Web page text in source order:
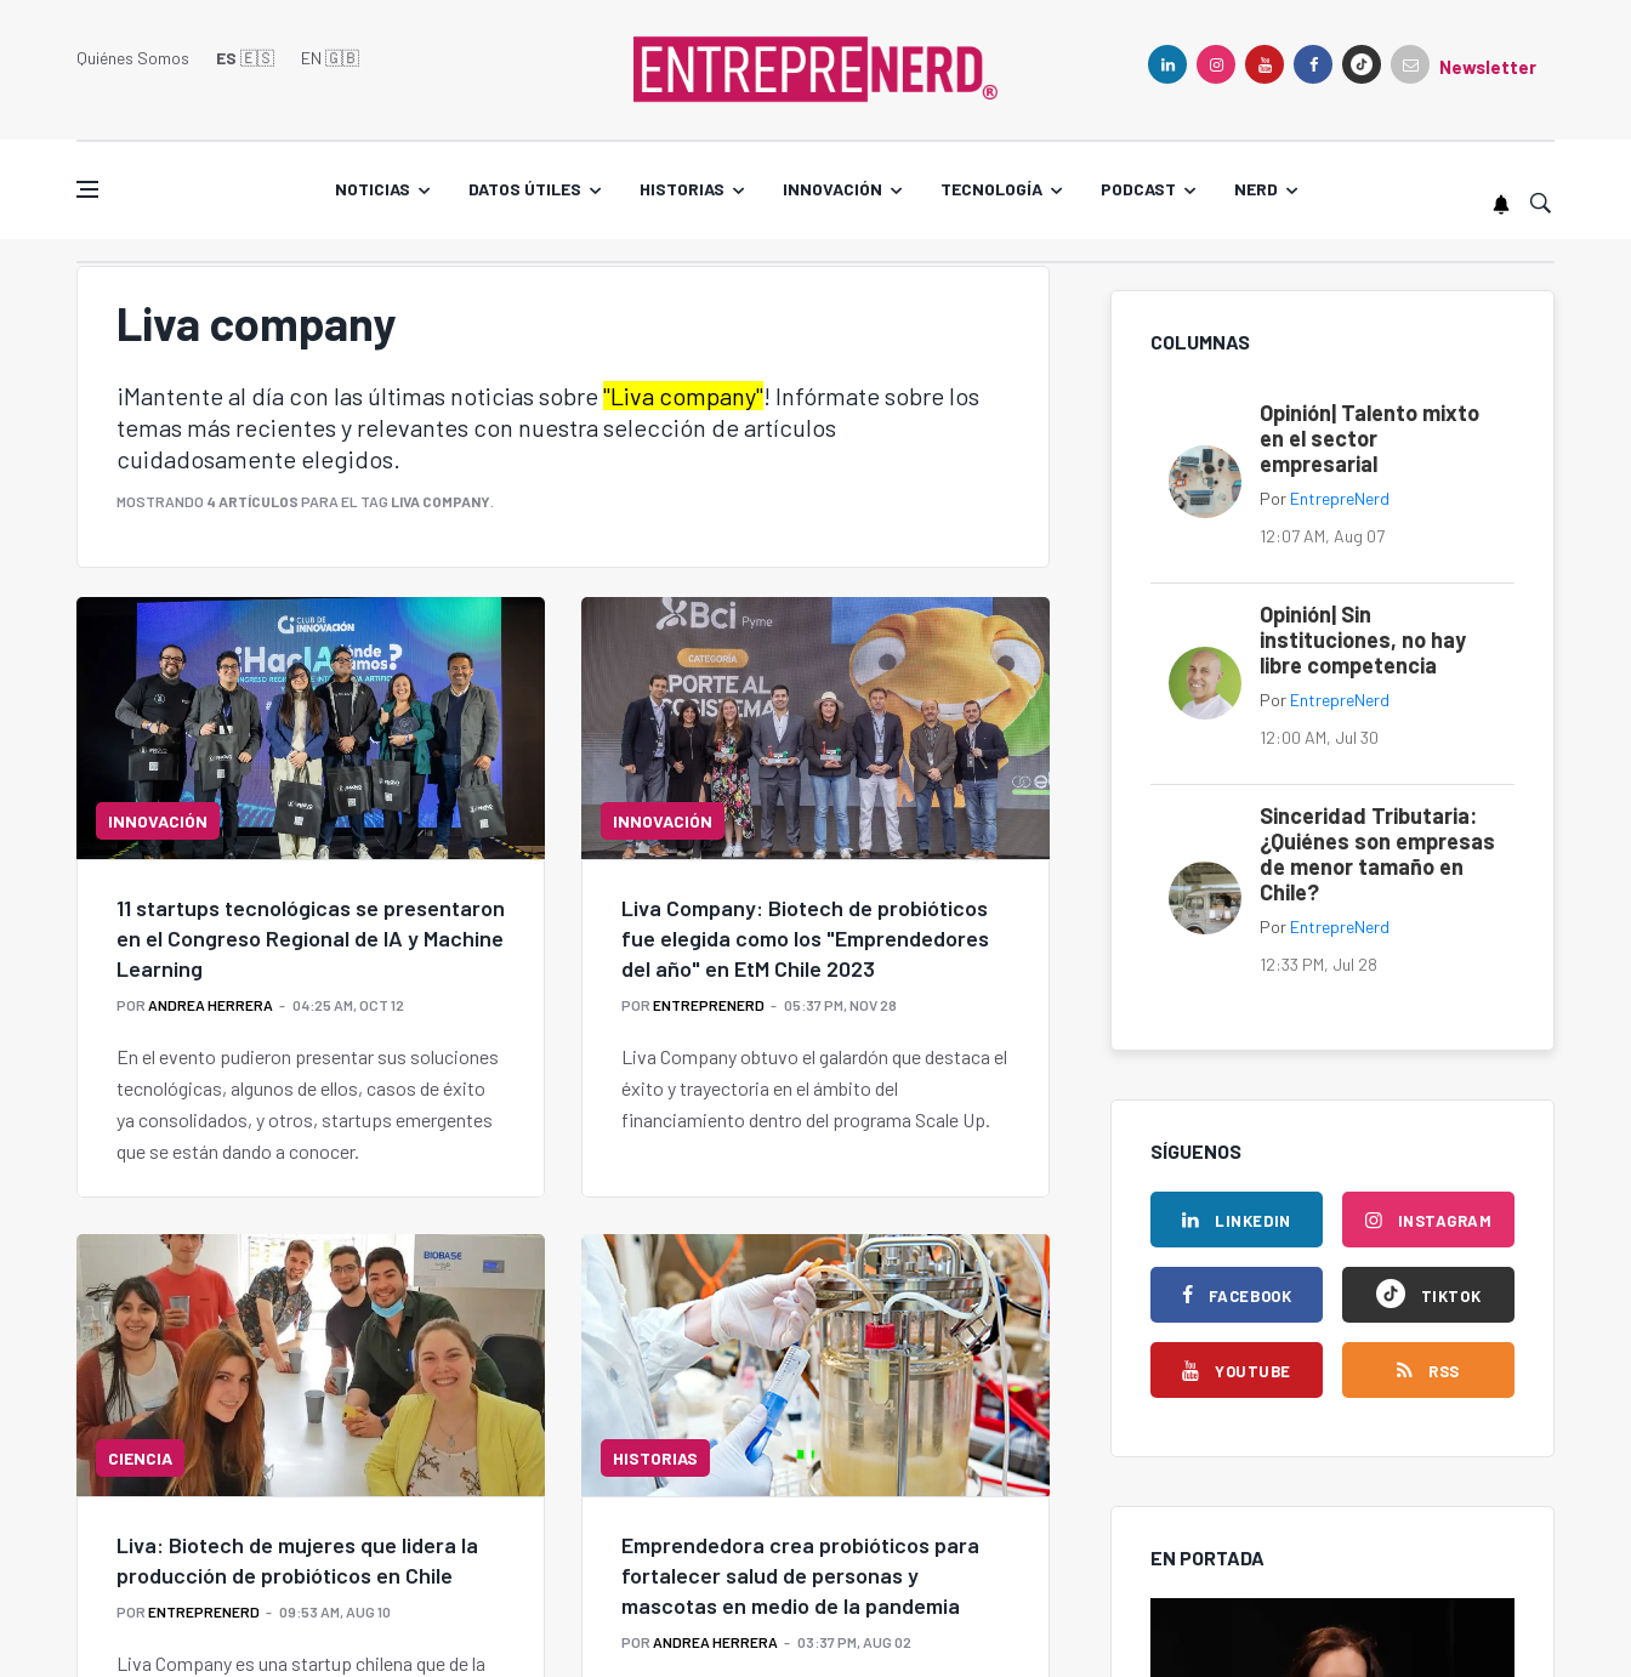
Quiénes Somos ES 🇪🇸 EN 🇬🇧󠁢󠁥󠁮󠁧󠁿 Newsletter
NOTICIAS DATOS ÚTILES HISTORIAS INNOVACIÓN TECNOLOGÍA PODCAST NERD
Liva company
¡Mantente al día con las últimas noticias sobre "Liva company"! Infórmate sobre los
temas más recientes y relevantes con nuestra selección de artículos
cuidadosamente elegidos.
MOSTRANDO 4 ARTÍCULOS PARA EL TAG LIVA COMPANY
INNOVACIÓN
11 startups tecnológicas se presentaron
en el Congreso Regional de IA y Machine
Learning
POR ANDREA HERRERA 04:25 AM, OCT 12
En el evento pudieron presentar sus soluciones
tecnológicas, algunos de ellos, casos de éxito
ya consolidados, y otros, startups emergentes
que se están dando a conocer.
INNOVACIÓN
Liva Company: Biotech de probióticos
fue elegida como los "Emprendedores
del año" en EtM Chile 2023
POR ENTREPRENERD 05:37 PM, NOV 28
Liva Company obtuvo el galardón que destaca el
éxito y trayectoria en el ámbito del
financiamiento dentro del programa Scale Up.
CIENCIA
Liva: Biotech de mujeres que lidera la
producción de probióticos en Chile
POR ENTREPRENERD 09:53 AM, AUG 10
Liva Company es una startup chilena que de la
HISTORIAS
Emprendedora crea probióticos para
fortalecer salud de personas y
mascotas en medio de la pandemia
POR ANDREA HERRERA 03:37 PM, AUG 02
COLUMNAS
Opinión| Talento mixto
en el sector
empresarial
Por EntrepreNerd
12:07 AM, Aug 07
Opinión| Sin
instituciones, no hay
libre competencia
Por EntrepreNerd
12:00 AM, Jul 30
Sinceridad Tributaria:
¿Quiénes son empresas
de menor tamaño en
Chile?
Por EntrepreNerd
12:33 PM, Jul 28
SÍGUENOS
LINKEDIN
FACEBOOK
YOUTUBE
INSTAGRAM
TIKTOK
RSS
EN PORTADA